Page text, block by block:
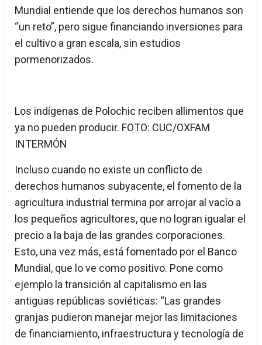
Mundial entiende que los derechos humanos son
“un reto”, pero sigue financiando inversiones para
el cultivo a gran escala, sin estudios
pormenorizados.
Los indígenas de Polochic reciben allimentos que
ya no pueden producir. FOTO: CUC/OXFAM
INTERMÓN
Incluso cuando no existe un conflicto de
derechos humanos subyacente, el fomento de la
agricultura industrial termina por arrojar al vacío a
los pequeños agricultores, que no logran igualar el
precio a la baja de las grandes corporaciones.
Esto, una vez más, está fomentado por el Banco
Mundial, que lo ve como positivo. Pone como
ejemplo la transición al capitalismo en las
antiguas repúblicas soviéticas: “Las grandes
granjas pudieron manejar mejor las limitaciones
de financiamiento, infraestructura y tecnología de